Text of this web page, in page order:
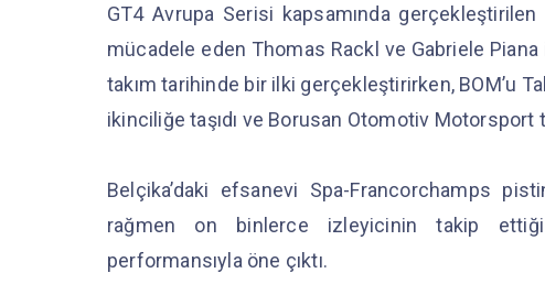
GT4 Avrupa Serisi kapsamında
mücadele eden Thomas Rackl ve Gabriele
takım tarihinde bir ilki gerçekleştirirken, BOM’u
ikinciliğe taşıdı ve Borusan Otomotiv Motorsport
Belçika’daki efsanevi Spa-Francorchamps
rağmen on binlerce izleyicinin takip ettiği
performansıyla öne çıktı.